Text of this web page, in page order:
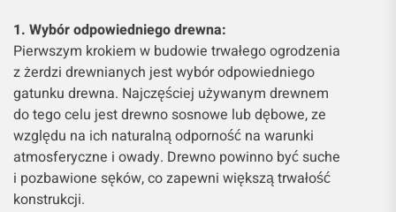
1. Wybór odpowiedniego drewna:
Pierwszym krokiem w budowie trwałego ogrodzenia
z żerdzi drewnianych jest wybór odpowiedniego
gatunku drewna. Najczęściej używanym drewnem
do tego celu jest drewno sosnowe lub dębowe, ze
względu na ich naturalną odporność na warunki
atmosferyczne i owady. Drewno powinno być suche
i pozbawione sęków, co zapewni większą trwałość
konstrukcji.